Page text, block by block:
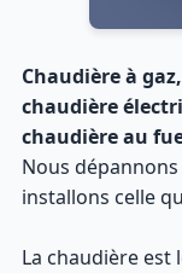
Chaudière à
chaudière
chaudière au
Nous
installons celle
La chaudière est